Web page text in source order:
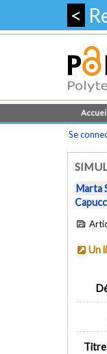
<
Se
Marta
Un
Titre